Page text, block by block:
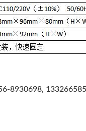
8930698,